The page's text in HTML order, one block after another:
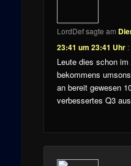
LordDefsagte am
23:41 um 23:41 Uhr :
Leute dies schon
bekommens
an bereit gewesen
verbessertes Q3